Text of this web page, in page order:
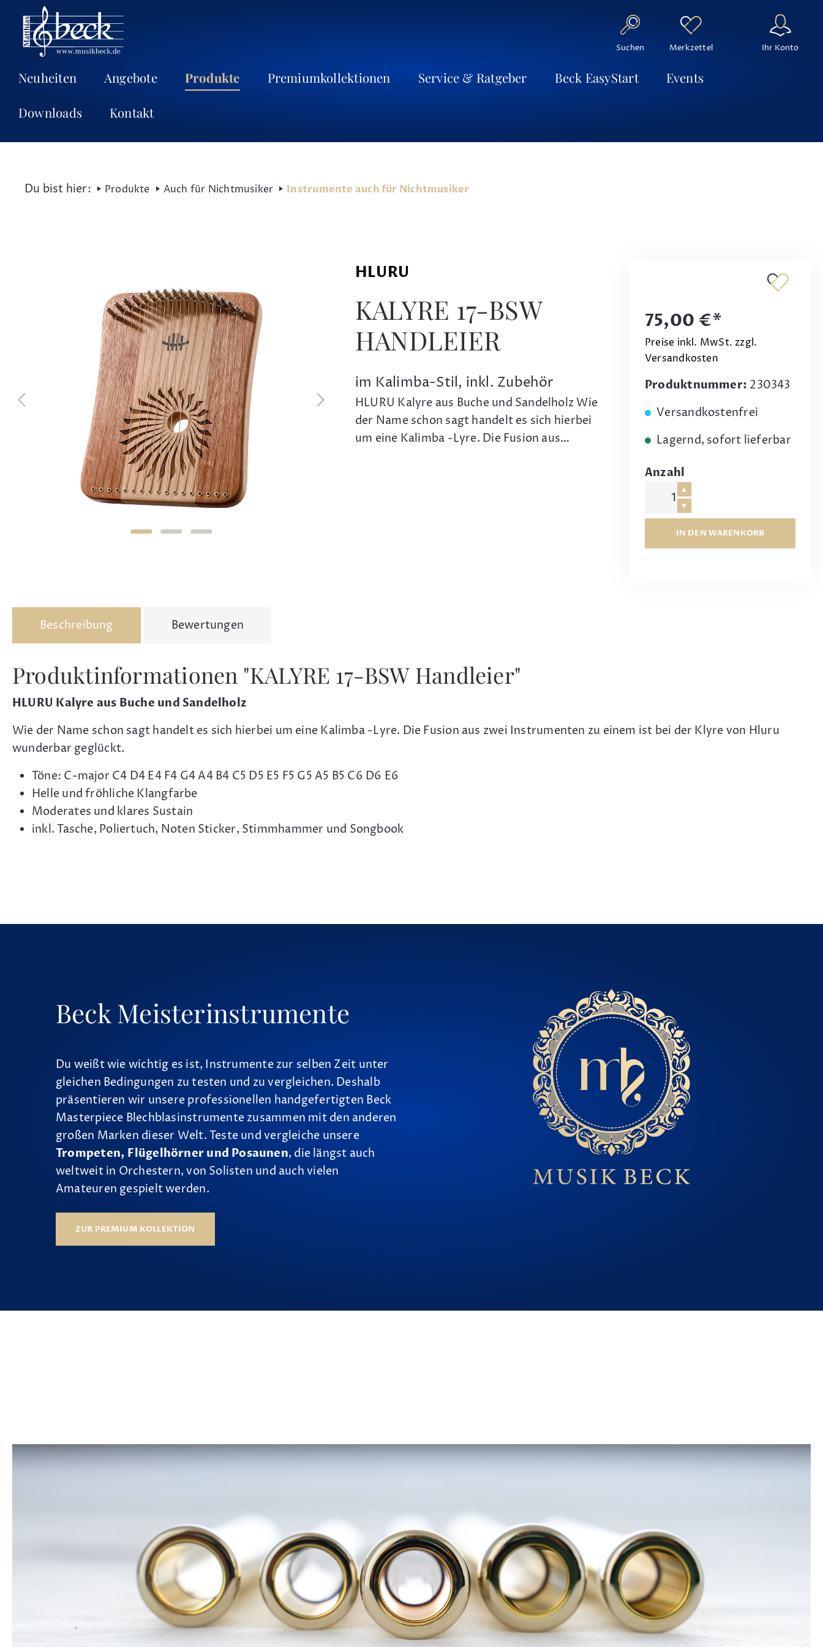
Neuheiten Angebote Produkte Premiumkollektionen Service & Ratgeber Beck EasyStart Events
Downloads Kontakt
Suchen Merkzettel Ihr Konto
Produkte Auch für Nichtmusiker Instrumente auch für Nichtmusiker
HLURU
KALYRE 17-BSW
HANDLEIER
im Kalimba-Stil, inkl. Zubehör
HLURU Kalyre aus Buche und Sandelholz Wie
der Name schon sagt handelt es sich hierbei
um eine Kalimba -Lyre. Die Fusion aus…
75,00 €*
Preise inkl. MwSt. zzgl.
Versandkosten
Produktnummer: 230343
Versandkostenfrei
Lagernd, sofort lieferbar
Anzahl
IN DEN WARENKORB
Beschreibung Bewertungen
Produktinformationen "KALYRE 17-BSW Handleier"
HLURU Kalyre aus Buche und Sandelholz
Wie der Name schon sagt handelt es sich hierbei um eine Kalimba -Lyre. Die Fusion aus zwei Instrumenten zu einem ist bei der Klyre von Hluru
wunderbar geglückt.
Töne: C-major C4 D4 E4 F4 G4 A4 B4 C5 D5 E5 F5 G5 A5 B5 C6 D6 E6
Helle und fröhliche Klangfarbe
Moderates und klares Sustain
inkl. Tasche, Poliertuch, Noten Sticker, Stimmhammer und Songbook
Beck Meisterinstrumente
Du weißt wie wichtig es ist, Instrumente zur selben Zeit unter
gleichen Bedingungen zu testen und zu vergleichen. Deshalb
präsentieren wir unsere professionellen handgefertigten Beck
Masterpiece Blechblasinstrumente zusammen mit den anderen
großen Marken dieser Welt. Teste und vergleiche unsere
Trompeten, Flügelhörner und Posaunen, die längst auch
weltweit in Orchestern, von Solisten und auch vielen
Amateuren gespielt werden.
ZUR PREMIUM KOLLEKTION